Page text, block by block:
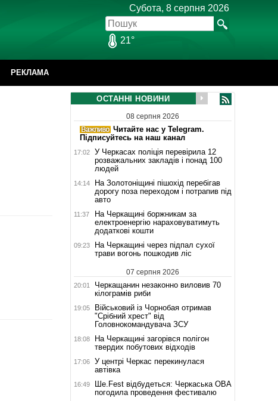
Субота, 8 серпня 2026
21°
РЕКЛАМА
ОСТАННІ НОВИНИ
08 серпня 2026
Читайте нас у Telegram.
Підписуйтесь на наш канал
17:02
У Черкасах поліція перевірила 12
розважальних закладів і понад 100
людей
14:14
На Золотоніщині пішохід перебігав
дорогу поза переходом і потрапив під
авто
11:37
На Черкащині боржникам за
електроенергію нараховуватимуть
додаткові кошти
09:23
На Черкащині через підпал сухої
трави вогонь пошкодив ліс
07 серпня 2026
20:01
Черкащанин незаконно виловив 70
кілограмів риби
19:05
Військовий із Чорнобая отримав
"Срібний хрест" від
Головнокомандувача ЗСУ
18:08
На Черкащині загорівся полігон
твердих побутових відходів
17:06
У центрі Черкас перекинулася
автівка
16:49
Ше.Fest відбудеться: Черкаська ОВА
погодила проведення фестивалю